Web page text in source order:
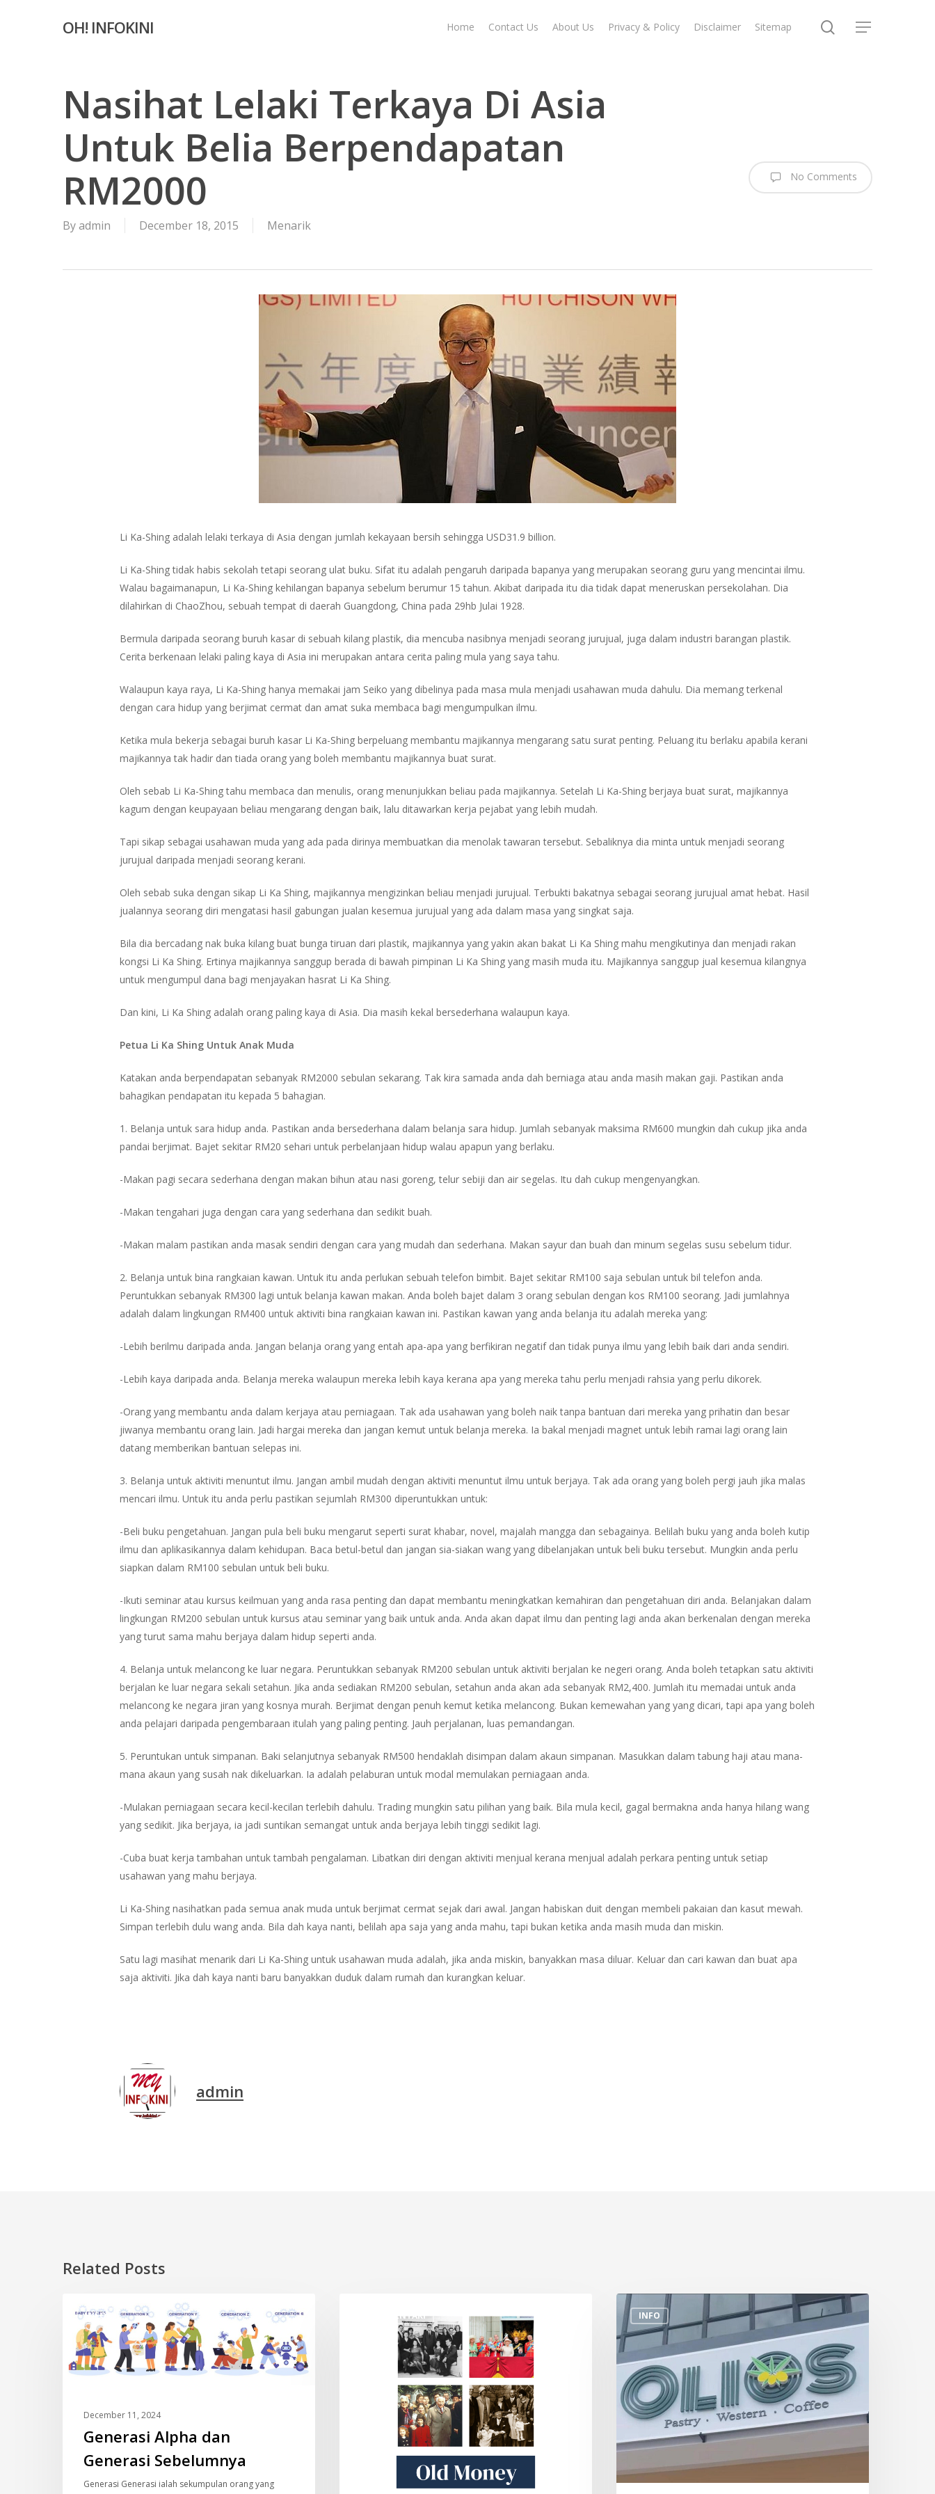
Hit enter to search or ESC to close
OH! INFOKINI Home Contact Us About Us Privacy & Policy Disclaimer Sitemap search
Menu
Nasihat Lelaki Terkaya Di Asia
Untuk Belia Berpendapatan
RM2000
Byadmin December 18, 2015 Menarik
No Comments
Li Ka-Shing adalah lelaki terkaya di Asia dengan jumlah kekayaan bersih sehingga USD31.9 billion.
Li Ka-Shing tidak habis sekolah tetapi seorang ulat buku. Sifat itu adalah pengaruh daripada bapanya yang merupakan seorang guru yang mencintai ilmu.
Walau bagaimanapun, Li Ka-Shing kehilangan bapanya sebelum berumur 15 tahun. Akibat daripada itu dia tidak dapat meneruskan persekolahan. Dia
dilahirkan di ChaoZhou, sebuah tempat di daerah Guangdong, China pada 29hb Julai 1928.
Bermula daripada seorang buruh kasar di sebuah kilang plastik, dia mencuba nasibnya menjadi seorang jurujual, juga dalam industri barangan plastik.
Cerita berkenaan lelaki paling kaya di Asia ini merupakan antara cerita paling mula yang saya tahu.
Walaupun kaya raya, Li Ka-Shing hanya memakai jam Seiko yang dibelinya pada masa mula menjadi usahawan muda dahulu. Dia memang terkenal
dengan cara hidup yang berjimat cermat dan amat suka membaca bagi mengumpulkan ilmu.
Ketika mula bekerja sebagai buruh kasar Li Ka-Shing berpeluang membantu majikannya mengarang satu surat penting. Peluang itu berlaku apabila kerani
majikannya tak hadir dan tiada orang yang boleh membantu majikannya buat surat.
Oleh sebab Li Ka-Shing tahu membaca dan menulis, orang menunjukkan beliau pada majikannya. Setelah Li Ka-Shing berjaya buat surat, majikannya
kagum dengan keupayaan beliau mengarang dengan baik, lalu ditawarkan kerja pejabat yang lebih mudah.
Tapi sikap sebagai usahawan muda yang ada pada dirinya membuatkan dia menolak tawaran tersebut. Sebaliknya dia minta untuk menjadi seorang
jurujual daripada menjadi seorang kerani.
Oleh sebab suka dengan sikap Li Ka Shing, majikannya mengizinkan beliau menjadi jurujual. Terbukti bakatnya sebagai seorang jurujual amat hebat. Hasil
jualannya seorang diri mengatasi hasil gabungan jualan kesemua jurujual yang ada dalam masa yang singkat saja.
Bila dia bercadang nak buka kilang buat bunga tiruan dari plastik, majikannya yang yakin akan bakat Li Ka Shing mahu mengikutinya dan menjadi rakan
kongsi Li Ka Shing. Ertinya majikannya sanggup berada di bawah pimpinan Li Ka Shing yang masih muda itu. Majikannya sanggup jual kesemua kilangnya
untuk mengumpul dana bagi menjayakan hasrat Li Ka Shing.
Dan kini, Li Ka Shing adalah orang paling kaya di Asia. Dia masih kekal bersederhana walaupun kaya.
Petua Li Ka Shing Untuk Anak Muda
Katakan anda berpendapatan sebanyak RM2000 sebulan sekarang. Tak kira samada anda dah berniaga atau anda masih makan gaji. Pastikan anda
bahagikan pendapatan itu kepada 5 bahagian.
1. Belanja untuk sara hidup anda. Pastikan anda bersederhana dalam belanja sara hidup. Jumlah sebanyak maksima RM600 mungkin dah cukup jika anda
pandai berjimat. Bajet sekitar RM20 sehari untuk perbelanjaan hidup walau apapun yang berlaku.
-Makan pagi secara sederhana dengan makan bihun atau nasi goreng, telur sebiji dan air segelas. Itu dah cukup mengenyangkan.
-Makan tengahari juga dengan cara yang sederhana dan sedikit buah.
-Makan malam pastikan anda masak sendiri dengan cara yang mudah dan sederhana. Makan sayur dan buah dan minum segelas susu sebelum tidur.
2. Belanja untuk bina rangkaian kawan. Untuk itu anda perlukan sebuah telefon bimbit. Bajet sekitar RM100 saja sebulan untuk bil telefon anda.
Peruntukkan sebanyak RM300 lagi untuk belanja kawan makan. Anda boleh bajet dalam 3 orang sebulan dengan kos RM100 seorang. Jadi jumlahnya
adalah dalam lingkungan RM400 untuk aktiviti bina rangkaian kawan ini. Pastikan kawan yang anda belanja itu adalah mereka yang:
-Lebih berilmu daripada anda. Jangan belanja orang yang entah apa-apa yang berfikiran negatif dan tidak punya ilmu yang lebih baik dari anda sendiri.
-Lebih kaya daripada anda. Belanja mereka walaupun mereka lebih kaya kerana apa yang mereka tahu perlu menjadi rahsia yang perlu dikorek.
-Orang yang membantu anda dalam kerjaya atau perniagaan. Tak ada usahawan yang boleh naik tanpa bantuan dari mereka yang prihatin dan besar
jiwanya membantu orang lain. Jadi hargai mereka dan jangan kemut untuk belanja mereka. Ia bakal menjadi magnet untuk lebih ramai lagi orang lain
datang memberikan bantuan selepas ini.
3. Belanja untuk aktiviti menuntut ilmu. Jangan ambil mudah dengan aktiviti menuntut ilmu untuk berjaya. Tak ada orang yang boleh pergi jauh jika malas
mencari ilmu. Untuk itu anda perlu pastikan sejumlah RM300 diperuntukkan untuk:
-Beli buku pengetahuan. Jangan pula beli buku mengarut seperti surat khabar, novel, majalah mangga dan sebagainya. Belilah buku yang anda boleh kutip
ilmu dan aplikasikannya dalam kehidupan. Baca betul-betul dan jangan sia-siakan wang yang dibelanjakan untuk beli buku tersebut. Mungkin anda perlu
siapkan dalam RM100 sebulan untuk beli buku.
-Ikuti seminar atau kursus keilmuan yang anda rasa penting dan dapat membantu meningkatkan kemahiran dan pengetahuan diri anda. Belanjakan dalam
lingkungan RM200 sebulan untuk kursus atau seminar yang baik untuk anda. Anda akan dapat ilmu dan penting lagi anda akan berkenalan dengan mereka
yang turut sama mahu berjaya dalam hidup seperti anda.
4. Belanja untuk melancong ke luar negara. Peruntukkan sebanyak RM200 sebulan untuk aktiviti berjalan ke negeri orang. Anda boleh tetapkan satu aktiviti
berjalan ke luar negara sekali setahun. Jika anda sediakan RM200 sebulan, setahun anda akan ada sebanyak RM2,400. Jumlah itu memadai untuk anda
melancong ke negara jiran yang kosnya murah. Berjimat dengan penuh kemut ketika melancong. Bukan kemewahan yang yang dicari, tapi apa yang boleh
anda pelajari daripada pengembaraan itulah yang paling penting. Jauh perjalanan, luas pemandangan.
5. Peruntukan untuk simpanan. Baki selanjutnya sebanyak RM500 hendaklah disimpan dalam akaun simpanan. Masukkan dalam tabung haji atau mana-
mana akaun yang susah nak dikeluarkan. Ia adalah pelaburan untuk modal memulakan perniagaan anda.
-Mulakan perniagaan secara kecil-kecilan terlebih dahulu. Trading mungkin satu pilihan yang baik. Bila mula kecil, gagal bermakna anda hanya hilang wang
yang sedikit. Jika berjaya, ia jadi suntikan semangat untuk anda berjaya lebih tinggi sedikit lagi.
-Cuba buat kerja tambahan untuk tambah pengalaman. Libatkan diri dengan aktiviti menjual kerana menjual adalah perkara penting untuk setiap
usahawan yang mahu berjaya.
Li Ka-Shing nasihatkan pada semua anak muda untuk berjimat cermat sejak dari awal. Jangan habiskan duit dengan membeli pakaian dan kasut mewah.
Simpan terlebih dulu wang anda. Bila dah kaya nanti, belilah apa saja yang anda mahu, tapi bukan ketika anda masih muda dan miskin.
Satu lagi masihat menarik dari Li Ka-Shing untuk usahawan muda adalah, jika anda miskin, banyakkan masa diluar. Keluar dan cari kawan dan buat apa
saja aktiviti. Jika dah kaya nanti baru banyakkan duduk dalam rumah dan kurangkan keluar.
admin
Related Posts
INFO
Alpha
dan
Generasi
Sebelumnya
December 11, 2024
Generasi Alpha dan
Generasi Sebelumnya
Generasi Generasi ialah sekumpulan orang yang
DOKUMENTARI INFO
Tempat
Makan
Menarik
Di
Sekitar
Sungai
Buloh